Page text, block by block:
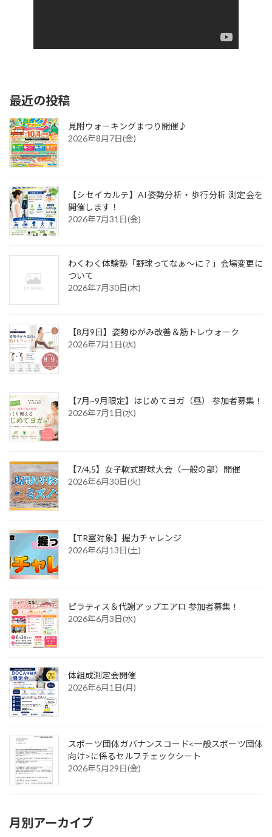
最近の投稿
見附ウォーキングまつり開催♪
2026年8月7日(金)
【シセイカルテ】AI姿勢分析・歩行分析 測定会を
開催します！
2026年7月31日(金)
わくわく体験塾「野球ってなぁ～に？」会場変更に
ついて
2026年7月30日(木)
【8月9日】姿勢ゆがみ改善＆筋トレウォーク
2026年7月1日(水)
【7月~9月限定】はじめてヨガ（昼） 参加者募集！
2026年7月1日(水)
【7/4,5】女子軟式野球大会（一般の部）開催
2026年6月30日(火)
【TR室対象】握力チャレンジ
2026年6月13日(土)
ピラティス＆代謝アップエアロ 参加者募集！
2026年6月3日(水)
体組成測定会開催
2026年6月1日(月)
スポーツ団体ガバナンスコード<一般スポーツ団体
向け>に係るセルフチェックシート
2026年5月29日(金)
月別アーカイブ